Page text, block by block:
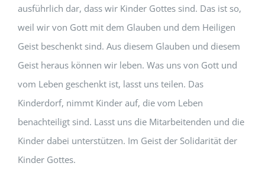
ausführlich dar, dass wir Kinder Gottes sind. Das ist so,
weil wir von Gott mit dem Glauben und dem Heiligen
Geist beschenkt sind. Aus diesem Glauben und diesem
Geist heraus können wir leben. Was uns von Gott und
vom Leben geschenkt ist, lasst uns teilen. Das
Kinderdorf, nimmt Kinder auf, die vom Leben
benachteiligt sind. Lasst uns die Mitarbeitenden und die
Kinder dabei unterstützen. Im Geist der Solidarität der
Kinder Gottes.